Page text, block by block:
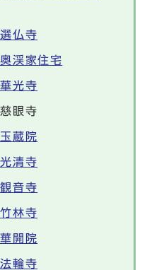
仏寺
渓家住宅
光寺
眼寺
蔵院
清寺
音寺
林寺
開院
輪寺